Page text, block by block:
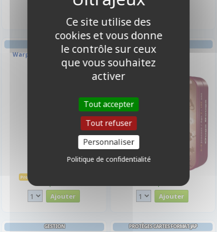
Warpaints Fanatic - Mulled
Promo -10%
Ouga Bouga
GESTION PROTÈGES CARTES FORMAT JAP
Ce site utilise des
cookies et vous donne
le contrôle sur ceux
que vous souhaitez
activer
Tout accepter
Tout refuser
Personnaliser
Politique de confidentialité